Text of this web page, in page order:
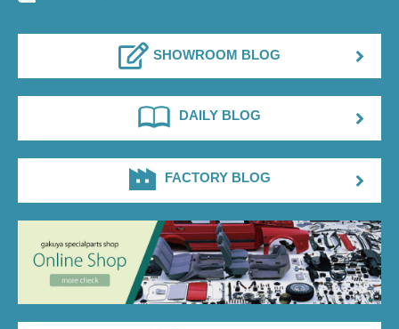
SHOWROOM BLOG
DAILY BLOG
FACTORY BLOG